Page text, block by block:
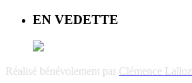
EN VEDETTE
Réalisé bénévolement par Clémence Lalloz